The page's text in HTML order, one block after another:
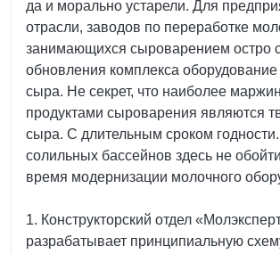
да и морально устарели. Для
отрасли, заводов по переработке
занимающихся сыроварением остро
обновления комплекса оборудование
сыра. Не секрет, что наиболее
продуктами сыроварения являются
сыра. С длительным сроком
солильных бассейнов здесь не
время модернизации молочного
1. Конструкторский отдел
разрабатывает принципиальную